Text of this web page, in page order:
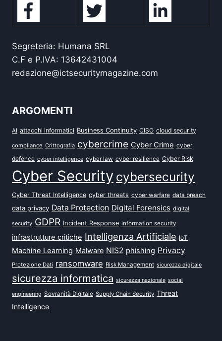
Segreteria: Humana SRL
C.F e P.IVA: 13642431004
redazione@ictsecuritymagazine.com
ARGOMENTI
AI attacchi informatici Business Continuity CISO cloud security
compliance Crittografia cybercrime Cyber Crime cyber
defence cyber intelligence cyber law cyber resilience Cyber Risk
Cyber Security cybersecurity
Cyber Threat Intelligence cyber threats cyber warfare data breach
data privacy Data Protection Digital Forensics digital
security GDPR Incident Response information security
infrastrutture critiche Intelligenza Artificiale IoT
Machine Learning Malware NIS2 phishing Privacy
Protezione Dati ransomware Risk Management sicurezza digitale
sicurezza informatica sicurezza nazionale social
engineering Sovranità Digitale Supply Chain Security Threat
Intelligence